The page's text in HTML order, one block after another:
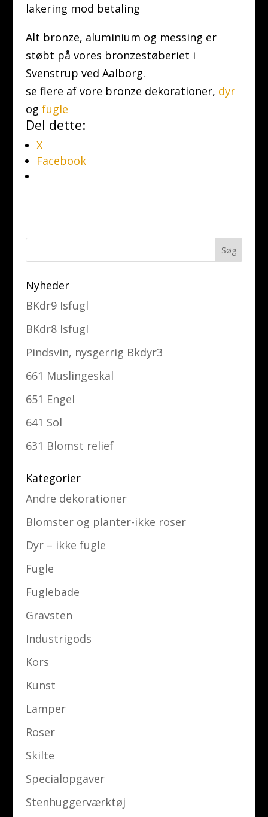
lakering mod betaling
Alt bronze, aluminium og messing er
støbt på vores bronzestøberiet i
Svenstrup ved Aalborg.
se flere af vore bronze dekorationer, dyr
og fugle
Del dette:
X
Facebook
Nyheder
BKdr9 Isfugl
BKdr8 Isfugl
Pindsvin, nysgerrig Bkdyr3
661 Muslingeskal
651 Engel
641 Sol
631 Blomst relief
Kategorier
Andre dekorationer
Blomster og planter-ikke roser
Dyr – ikke fugle
Fugle
Fuglebade
Gravsten
Industrigods
Kors
Kunst
Lamper
Roser
Skilte
Specialopgaver
Stenhuggerværktøj